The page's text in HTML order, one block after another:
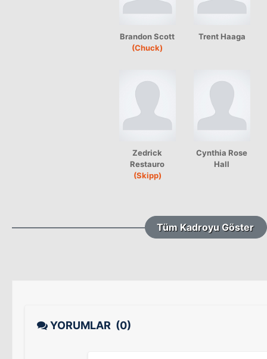
Brandon Scott
(Chuck)
Trent Haaga
Zedrick
Restauro
(Skipp)
Cynthia Rose
Hall
Tüm Kadroyu Göster
YORUMLAR (0)